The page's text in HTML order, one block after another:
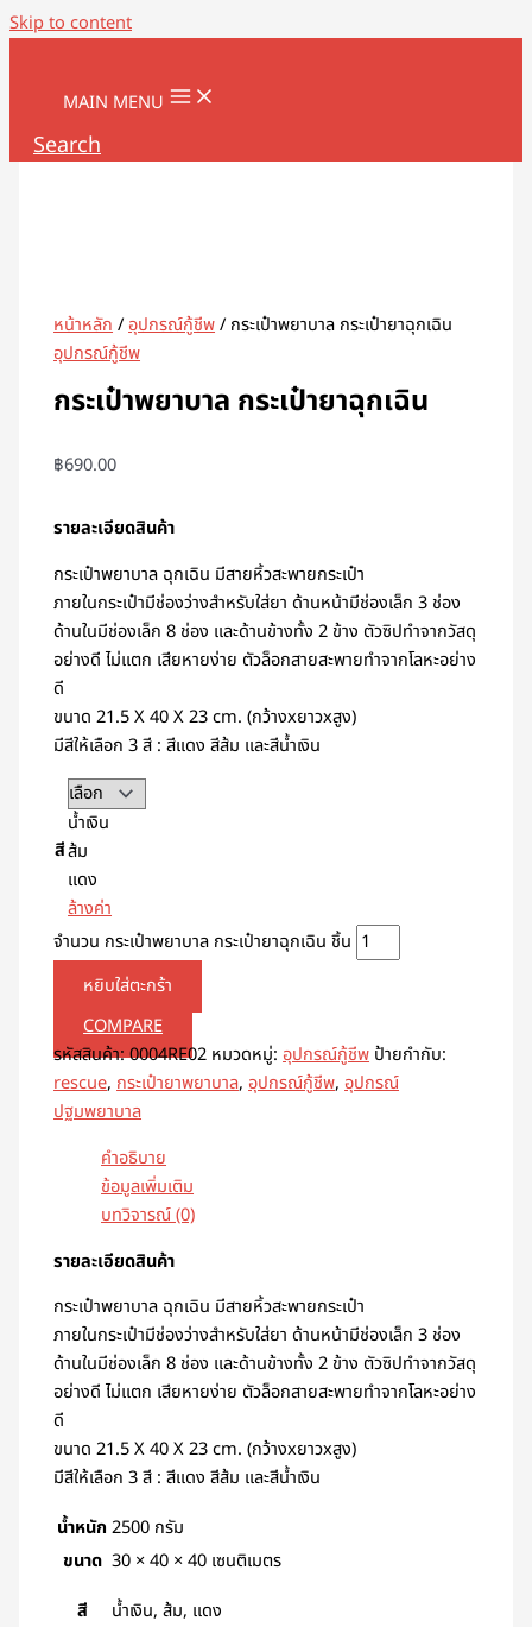
Skip to content
MAIN MENU
Search
หน้าหลัก/อุปกรณ์กู้ชีพ/ กระเป๋าพยาบาล กระเป๋ายาฉุกเฉิน
อุปกรณ์กู้ชีพ
กระเป๋าพยาบาล กระเป๋ายาฉุกเฉิน
฿690.00
รายละเอียดสินค้า
กระเป๋าพยาบาล ฉุกเฉิน มีสายหิ้วสะพายกระเป๋า
ภายในกระเป๋ามีช่องว่างสำหรับใส่ยา ด้านหน้ามีช่องเล็ก 3 ช่อง
ด้านในมีช่องเล็ก 8 ช่อง และด้านข้างทั้ง 2 ข้าง ตัวซิปทำจากวัสดุ
อย่างดี ไม่แตก เสียหายง่าย ตัวล็อกสายสะพายทำจากโลหะอย่าง
ดี
ขนาด 21.5 X 40 X 23 cm. (กว้างxยาวxสูง)
มีสีให้เลือก 3 สี : สีแดง สีส้ม และสีน้ำเงิน
สี
น้ำเงิน
ส้ม
แดง
ล้างค่า
จำนวน กระเป๋าพยาบาล กระเป๋ายาฉุกเฉิน ชิ้น
หยิบใส่ตะกร้า
COMPARE
รหัสสินค้า:0004RE02 หมวดหมู่:อุปกรณ์กู้ชีพ ป้ายกำกับ:
rescue,กระเป๋ายาพยาบาล,อุปกรณ์กู้ชีพ,อุปกรณ์
ปฐมพยาบาล
คำอธิบาย
ข้อมูลเพิ่มเติม
บทวิจารณ์ (0)
รายละเอียดสินค้า
กระเป๋าพยาบาล ฉุกเฉิน มีสายหิ้วสะพายกระเป๋า
ภายในกระเป๋ามีช่องว่างสำหรับใส่ยา ด้านหน้ามีช่องเล็ก 3 ช่อง
ด้านในมีช่องเล็ก 8 ช่อง และด้านข้างทั้ง 2 ข้าง ตัวซิปทำจากวัสดุ
อย่างดี ไม่แตก เสียหายง่าย ตัวล็อกสายสะพายทำจากโลหะอย่าง
ดี
ขนาด 21.5 X 40 X 23 cm. (กว้างxยาวxสูง)
มีสีให้เลือก 3 สี : สีแดง สีส้ม และสีน้ำเงิน
น้ำหนัก 2500 กรัม
ขนาด 30 × 40 × 40 เซนติเมตร
สี
น้ำเงิน, ส้ม, แดง